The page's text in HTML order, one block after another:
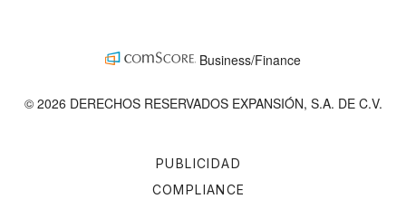
PUBLICIDAD
COMPLIANCE
Business/Finance
© 2026 DERECHOS RESERVADOS EXPANSIÓN, S.A. DE C.V.